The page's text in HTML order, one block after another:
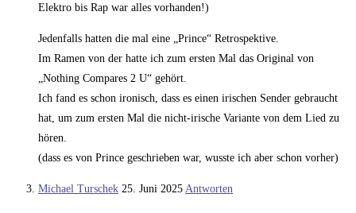
Elektro bis Rap war alles vorhanden!)
Jedenfalls hatten die mal eine „Prince“ Retrospektive.
Im Ramen von der hatte ich zum ersten Mal das Original von
„Nothing Compares 2 U“ gehört.
Ich fand es schon ironisch, dass es einen irischen Sender gebraucht
hat, um zum ersten Mal die nicht-irische Variante von dem Lied zu
hören.
(dass es von Prince geschrieben war, wusste ich aber schon vorher)
Michael Turschek 25. Juni 2025 Antworten